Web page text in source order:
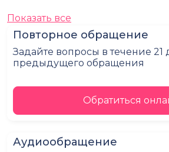
Повторное обращение
Задайте вопросы в течение 21
предыдущего обращения
Обратиться
Аудиообращение
Показать все